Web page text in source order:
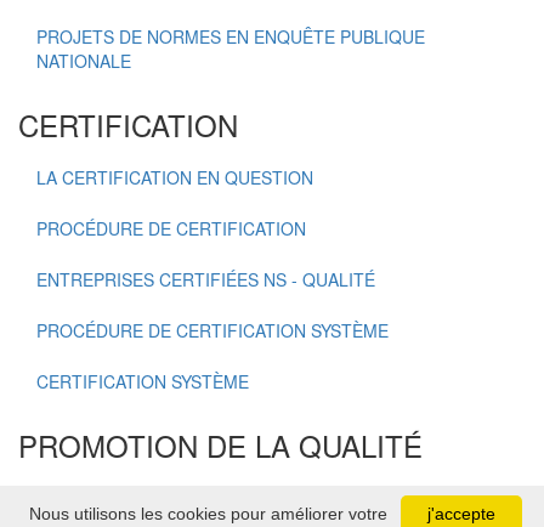
PROJETS DE NORMES EN ENQUÊTE PUBLIQUE
NATIONALE
CERTIFICATION
LA CERTIFICATION EN QUESTION
PROCÉDURE DE CERTIFICATION
ENTREPRISES CERTIFIÉES NS - QUALITÉ
PROCÉDURE DE CERTIFICATION SYSTÈME
CERTIFICATION SYSTÈME
PROMOTION DE LA QUALITÉ
j'accepte
Nous utilisons les cookies pour améliorer votre